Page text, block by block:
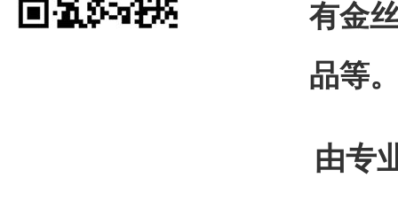
有金
品等
由专